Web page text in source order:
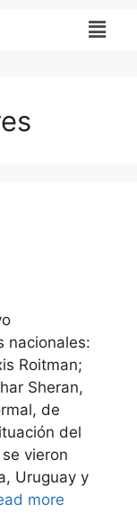
nacionales:
Roitman;
Sheran,
de
del
vieron
Uruguay y
more